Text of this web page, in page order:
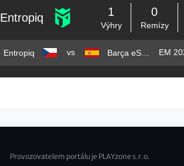
Entropiq 1
Výhry
0
Remízy
Entropiq vs ⁠Barça eSports
Provozovatelem portálu je PLAYzone s.r.o.